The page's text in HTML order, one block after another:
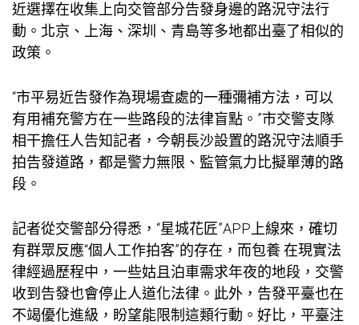
近選擇在收集上向交管部分告發身邊的路況守法行
動。北京、上海、深圳、青島等多地都出臺了相似的
政策。
“市平易近告發作為現場查處的一種彌補方法，可以
有用補充警方在一些路段的法律盲點。”市交警支隊
相干擔任人告知記者，今朝長沙設置的路況守法順手
拍告發道路，都是警力無限、監管氣力比擬單薄的路
段。
記者從交警部分得悉，“星城花匠”APP上線來，確切
有群眾反應“個人工作拍客”的存在，而包養在現實法
律經過歷程中，一些姑且泊車需求年夜的地段，交警
收到告發也會停止人道化法律。此外，告發平臺也在
不竭優化進級，盼望能限制這類行動。好比，平臺注